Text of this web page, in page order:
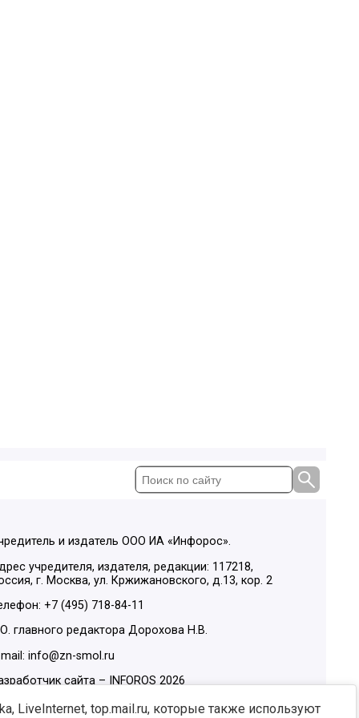
и издатель ООО ИА «Инфорос».
учредителя, издателя, редакции: 117218,
г. Москва, ул. Кржижановского, д.13, кор. 2
+7 (495) 718-84-11
главного редактора Дорохова Н.В.
info@zn-smol.ru
сайта –
INFOROS 2026
в социальных сетях:
LiveInternet, top.mail.ru, которые также используют